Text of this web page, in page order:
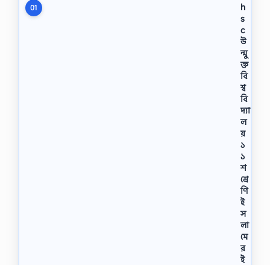
01
h
s
c
উ
ন্মু
ক্ত
বি
শ্ব
বি
দ্যা
ল
য়
১
১
শ
শ্রে
ণি
ই
স
লা
মে
র
ই